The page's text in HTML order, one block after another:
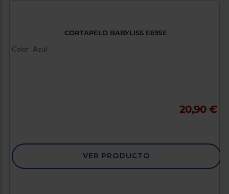
CORTAPELO BABYLISS E695E
Color : Azul
20,90 €
VER PRODUCTO